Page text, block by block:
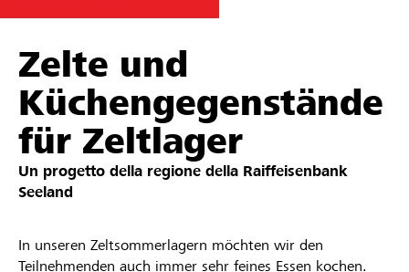
DE FR IT
Zelte und
Küchengegenstände
für Zeltlager
Un progetto della regione della Raiffeisenbank
Seeland
In unseren Zeltsommerlagern möchten wir den
Teilnehmenden auch immer sehr feines Essen kochen.